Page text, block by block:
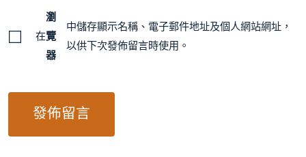
在
瀏
覽
器
中儲存顯示名稱、電子郵件地址及個人網站網址，
以供下次發佈留言時使用。